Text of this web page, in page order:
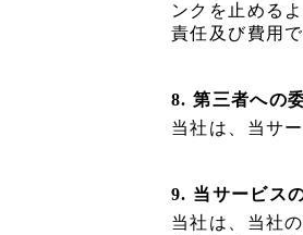
ンクを止める
責任及び費用
8. 第三者への
当社は、当サ
9. 当サービス
当社は、当社